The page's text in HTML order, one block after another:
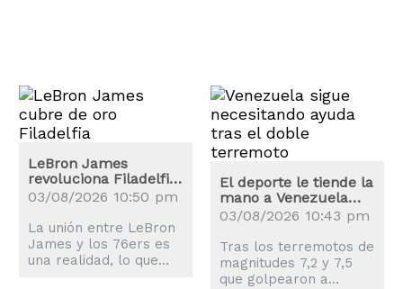
LeBron James
revoluciona Filadelfia:
los precios de las
entradas se disparan
03/08/2026 10:50 pm
La unión entre LeBron
James y los 76ers es
una realidad, lo que
El deporte le tiende la
mano a Venezuela
tras los terremotos
03/08/2026 10:43 pm
Tras los terremotos de
magnitudes 7,2 y 7,5
que golpearon a